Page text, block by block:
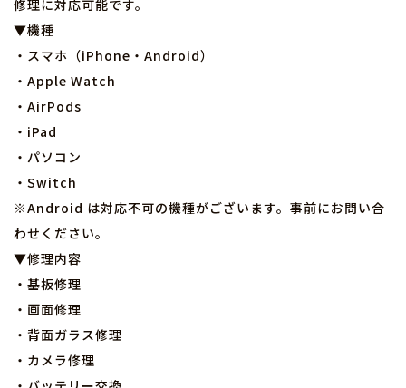
修理に対応可能です。
▼機種
・スマホ（iPhone・Android）
・Apple Watch
・AirPods
・iPad
・パソコン
・Switch
※Android は対応不可の機種がございます。事前にお問い合
わせください。
▼修理内容
・基板修理
・画面修理
・背面ガラス修理
・カメラ修理